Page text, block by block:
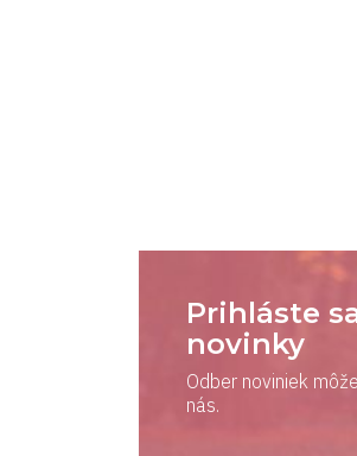
Prihláste
novinky
Odber noviniek
nás.